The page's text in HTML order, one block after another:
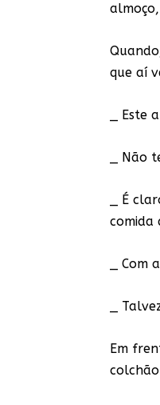
que aí
_ Este
_ Não
_ É
comida
_
_
Em